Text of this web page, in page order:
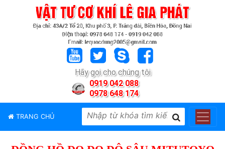
Hãy gọi cho chúng tôi
0919 042 088
0978 648 174
TRANG CHỦ
PHẨM
HIỆU